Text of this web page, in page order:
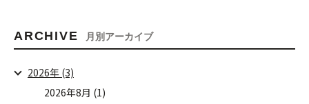
ARCHIVE 月別アーカイブ
2026年 (3)
2026年8月 (1)